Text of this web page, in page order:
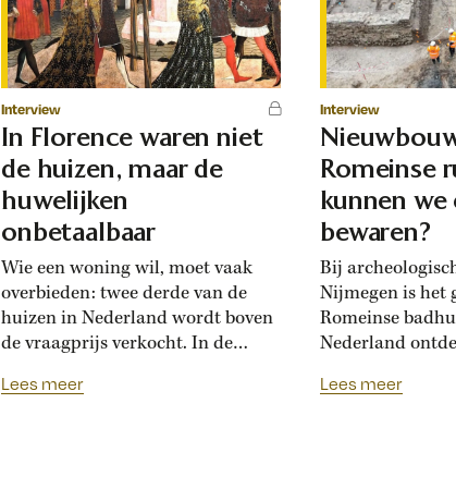
Interview
In Florence waren niet
de huizen, maar de
huwelijken
onbetaalbaar
Wie een woning wil, moet vaak
overbieden: twee derde van de
huizen in Nederland wordt boven
de vraagprijs verkocht. In de
ook last van overbiedingsgekte:
Lees meer
Interview
Romeinse
kunnen we
bewaren?
Bij
Nijmegen is het
Romeinse
Nederland
binnenkort een
Lees meer